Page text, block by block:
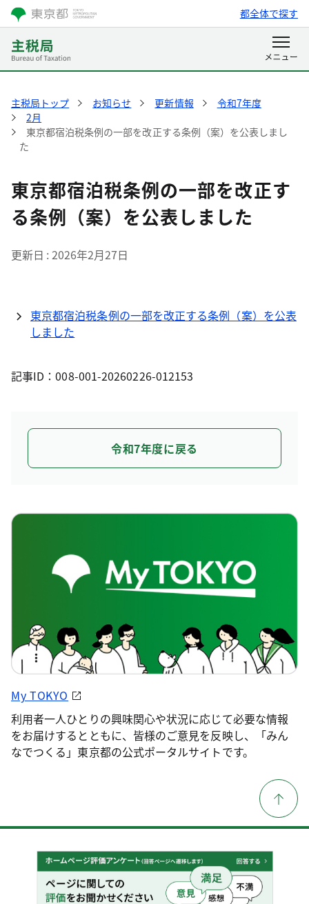
都全体で探す
主税局トップ お知らせ 更新情報
令和7年度
2月
東京都宿泊税条例の一部を改正する条例（案）を公表しまし
た
東京都宿泊税条例の一部を改正す
る条例（案）を公表しました
更新日 2026年2月27日
東京都宿泊税条例の一部を改正する条例（案）を公表
しました
記事ID：008-001-20260226-012153
令和7年度に戻る
My TOKYO
利用者一人ひとりの興味関心や状況に応じて必要な情報
をお届けするとともに、皆様のご意見を反映し、「みん
なでつくる」東京都の公式ポータルサイトです。